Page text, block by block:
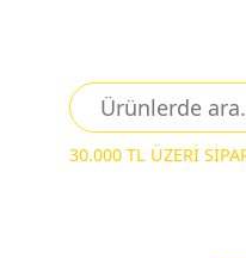
30.000 TL ÜZERİ